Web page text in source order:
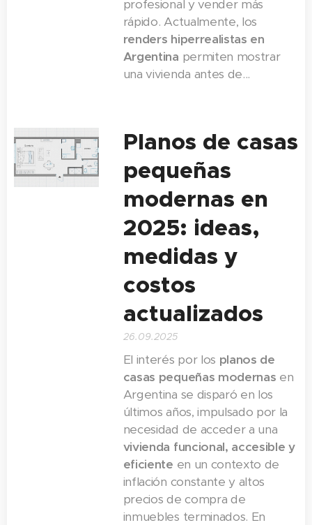
buscan
opciones de
casas...
costo por
metro
cuadrado
profesional y vender más
rápido. Actualmente, los
renders hiperrealistas en
Argentina permiten mostrar
una vivienda antes de...
Planos de casas
pequeñas
modernas en
2025: ideas,
medidas y
costos
actualizados
26.09.2025
El interés por los planos de
casas pequeñas modernas en
Argentina se disparó en los
últimos años, impulsado por la
necesidad de acceder a una
vivienda funcional, accesible y
eficiente en un contexto de
inflación constante y altos
precios de compra de
inmuebles terminados. En